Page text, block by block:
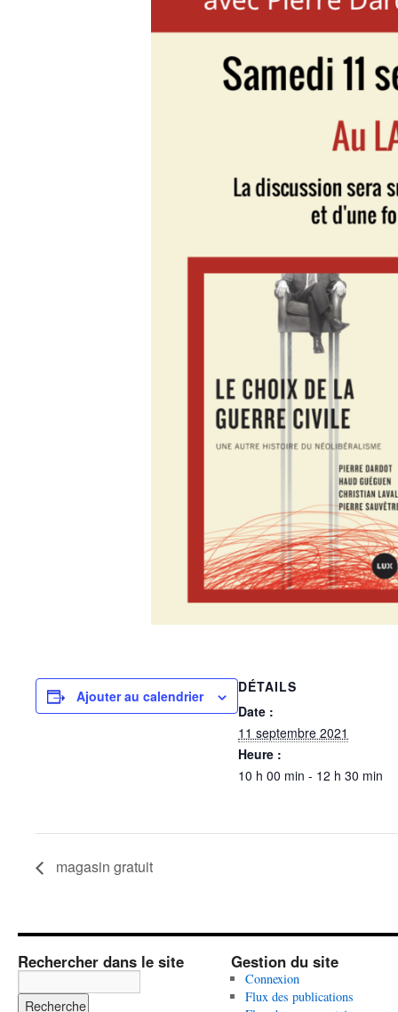
Ajouter au calendrier
DÉTAILS
Date :
11 septembre 2021
Heure :
10 h 00 min - 12 h 30 min
magasin gratuit
Rechercher dans le site Gestion du site
Connexion
Flux des publications